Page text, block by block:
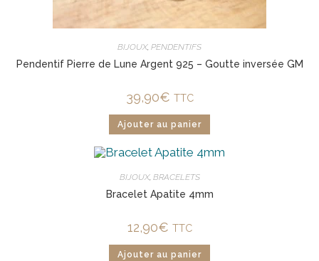
BIJOUX, PENDENTIFS
Pendentif Pierre de Lune Argent 925 – Goutte inversée GM
39,90€ TTC
Ajouter au panier
BIJOUX, BRACELETS
Bracelet Apatite 4mm
12,90€ TTC
Ajouter au panier